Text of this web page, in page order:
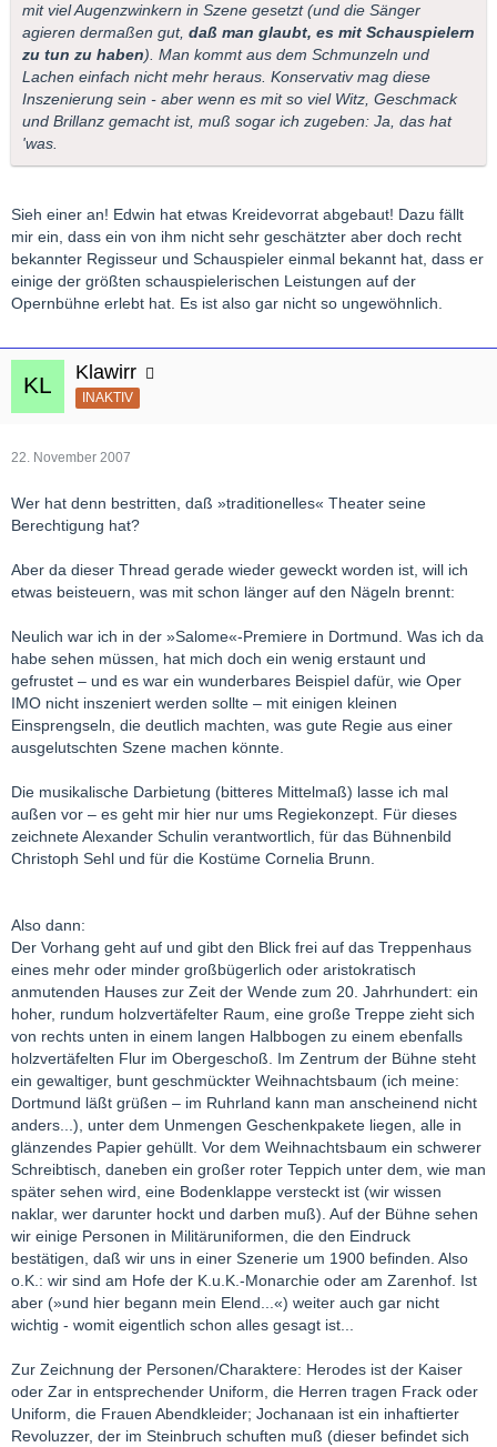
mit viel Augenzwinkern in Szene gesetzt (und die Sänger
agieren dermaßen gut, daß man glaubt, es mit Schauspielern
zu tun zu haben). Man kommt aus dem Schmunzeln und
Lachen einfach nicht mehr heraus. Konservativ mag diese
Inszenierung sein - aber wenn es mit so viel Witz, Geschmack
und Brillanz gemacht ist, muß sogar ich zugeben: Ja, das hat
'was.
Sieh einer an! Edwin hat etwas Kreidevorrat abgebaut! Dazu fällt
mir ein, dass ein von ihm nicht sehr geschätzter aber doch recht
bekannter Regisseur und Schauspieler einmal bekannt hat, dass er
einige der größten schauspielerischen Leistungen auf der
Opernbühne erlebt hat. Es ist also gar nicht so ungewöhnlich.
Klawirr
INAKTIV
22. November 2007
Wer hat denn bestritten, daß »traditionelles« Theater seine
Berechtigung hat?
Aber da dieser Thread gerade wieder geweckt worden ist, will ich
etwas beisteuern, was mit schon länger auf den Nägeln brennt:
Neulich war ich in der »Salome«-Premiere in Dortmund. Was ich da
habe sehen müssen, hat mich doch ein wenig erstaunt und
gefrustet – und es war ein wunderbares Beispiel dafür, wie Oper
IMO nicht inszeniert werden sollte – mit einigen kleinen
Einsprengseln, die deutlich machten, was gute Regie aus einer
ausgelutschten Szene machen könnte.
Die musikalische Darbietung (bitteres Mittelmaß) lasse ich mal
außen vor – es geht mir hier nur ums Regiekonzept. Für dieses
zeichnete Alexander Schulin verantwortlich, für das Bühnenbild
Christoph Sehl und für die Kostüme Cornelia Brunn.
Also dann:
Der Vorhang geht auf und gibt den Blick frei auf das Treppenhaus
eines mehr oder minder großbügerlich oder aristokratisch
anmutenden Hauses zur Zeit der Wende zum 20. Jahrhundert: ein
hoher, rundum holzvertäfelter Raum, eine große Treppe zieht sich
von rechts unten in einem langen Halbbogen zu einem ebenfalls
holzvertäfelten Flur im Obergeschoß. Im Zentrum der Bühne steht
ein gewaltiger, bunt geschmückter Weihnachtsbaum (ich meine:
Dortmund läßt grüßen – im Ruhrland kann man anscheinend nicht
anders...), unter dem Unmengen Geschenkpakete liegen, alle in
glänzendes Papier gehüllt. Vor dem Weihnachtsbaum ein schwerer
Schreibtisch, daneben ein großer roter Teppich unter dem, wie man
später sehen wird, eine Bodenklappe versteckt ist (wir wissen
naklar, wer darunter hockt und darben muß). Auf der Bühne sehen
wir einige Personen in Militäruniformen, die den Eindruck
bestätigen, daß wir uns in einer Szenerie um 1900 befinden. Also
o.K.: wir sind am Hofe der K.u.K.-Monarchie oder am Zarenhof. Ist
aber (»und hier begann mein Elend...«) weiter auch gar nicht
wichtig - womit eigentlich schon alles gesagt ist...
Zur Zeichnung der Personen/Charaktere: Herodes ist der Kaiser
oder Zar in entsprechender Uniform, die Herren tragen Frack oder
Uniform, die Frauen Abendkleider; Jochanaan ist ein inhaftierter
Revoluzzer, der im Steinbruch schuften muß (dieser befindet sich